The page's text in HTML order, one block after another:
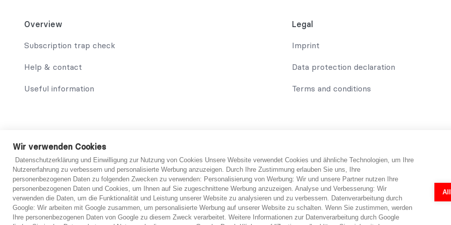
Overview
Subscription trap check
Help & contact
Useful information
Legal
Imprint
Data protection declaration
Terms and conditions
© 2021 abo-hilfe.de
*Note: abo-hilfe.de serves as an informative website. The consumer receives information and tips and tricks on the subject of
the consumer and the questionnaire can be filled out by telephone. In this case, abo-hilfe.de does not provide legal services or
consumer is given the opportunity to contact lawyers. The questionnaires and online forms were created by lawyers to prepare
individual examination by a lawyer is always necessary in each individual case. A binding assessment can only be made by a
Wir verwenden Cookies
Datenschutzerklärung und Einwilligung zur Nutzung von Cookies Unsere Website verwendet Cookies und ähnliche Technologien, um Ihre
Nutzererfahrung zu verbessern und personalisierte Werbung anzuzeigen. Durch Ihre Zustimmung erlauben Sie uns, Ihre
personenbezogenen Daten zu folgenden Zwecken zu verwenden: Personalisierung von Werbung: Wir und unsere Partner nutzen Ihre
personenbezogenen Daten und Cookies, um Ihnen auf Sie zugeschnittene Werbung anzuzeigen. Analyse und Verbesserung: Wir
verwenden die Daten, um die Funktionalität und Leistung unserer Website zu analysieren und zu verbessern. Datenverarbeitung durch
Google: Wir arbeiten mit Google zusammen, um personalisierte Werbung auf unserer Website zu schalten. Wenn Sie zustimmen, werden
Ihre personenbezogenen Daten von Google zu diesem Zweck verarbeitet. Weitere Informationen zur Datenverarbeitung durch Google